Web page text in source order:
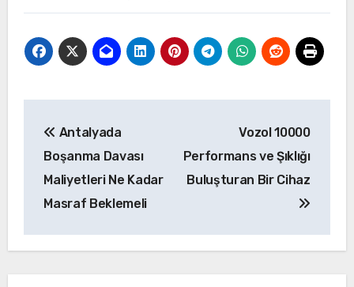
gezinmesi
Antalyada
Boşanma Davası
Maliyetleri Ne Kadar
Masraf Beklemeli
Vozol 10000
Performans ve Şıklığı
Buluşturan Bir Cihaz